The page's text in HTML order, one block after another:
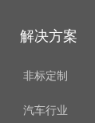
非标定制
汽车行业
解决方案